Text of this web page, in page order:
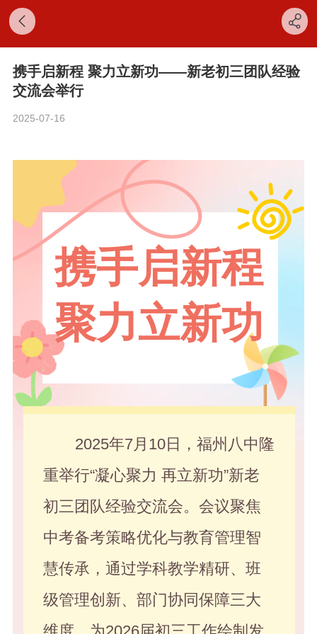
携手启新程 聚力立新功——新老初三团队经验
交流会举行
2025-07-16
携手启新程
聚力立新功
2025年7月10日，福州八中隆
重举行“凝心聚力 再立新功”新老
初三团队经验交流会。会议聚焦
中考备考策略优化与教育管理智
慧传承，通过学科教学精研、班
级管理创新、部门协同保障三大